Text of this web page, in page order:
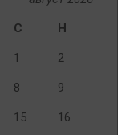
С Н
1 2
8 9
15 16